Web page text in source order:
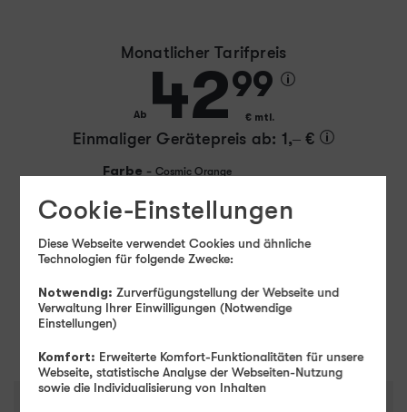
Monatlicher Tarifpreis
Ab 4299
€ mtl.
Einmaliger Gerätepreis ab: 1,– €
Farbe - Cosmic Orange
256 GB 512 GB 1 TB
Weiter
Cookie-Einstellungen
Diese Webseite verwendet Cookies und ähnliche
Technologien für folgende Zwecke:
Notwendig: Zurverfügungstellung der Webseite und
Verwaltung Ihrer Einwilligungen (Notwendige
Einstellungen)
Komfort: Erweiterte Komfort-Funktionalitäten für unsere
Webseite, statistische Analyse der Webseiten-Nutzung
sowie die Individualisierung von Inhalten